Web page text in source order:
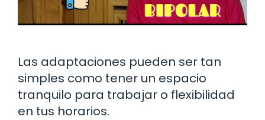
Las adaptaciones pueden ser tan
simples como tener un espacio
tranquilo para trabajar o flexibilidad
en tus horarios.